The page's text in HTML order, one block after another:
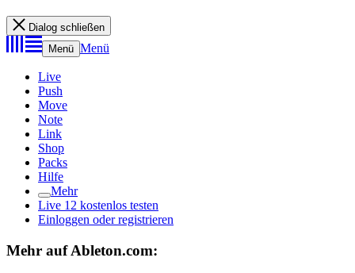
Dialog schließen
Menü Menü
Live
Push
Move
Note
Link
Shop
Packs
Hilfe
Mehr
Live 12 kostenlos testen
Einloggen oder registrieren
Mehr auf Ableton.com: